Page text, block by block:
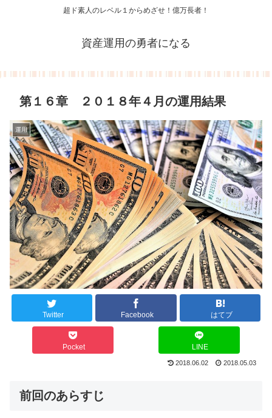
超ド素人のレベル１からめざせ！億万長者！
資産運用の勇者になる
第１６章 ２０１８年４月の運用結果
運用
Twitter Facebook はてブ
Pocket LINE
2018.06.02 2018.05.03
前回のあらすじ